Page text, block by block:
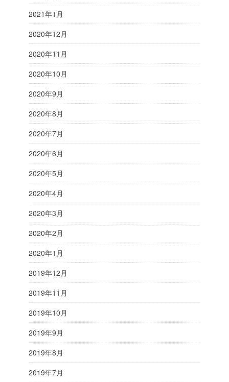
2021年1月
2020年12月
2020年11月
2020年10月
2020年9月
2020年8月
2020年7月
2020年6月
2020年5月
2020年4月
2020年3月
2020年2月
2020年1月
2019年12月
2019年11月
2019年10月
2019年9月
2019年8月
2019年7月